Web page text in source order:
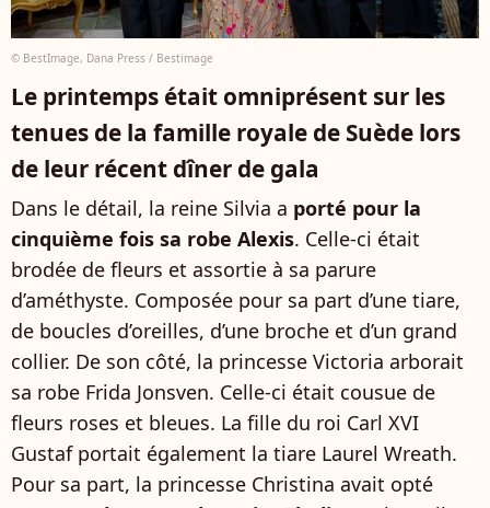
© BestImage, Dana Press / Bestimage
Le printemps était omniprésent sur les
tenues de la famille royale de Suède lors
de leur récent dîner de gala
Dans le détail, la reine Silvia a porté pour la
cinquième fois sa robe Alexis. Celle-ci était
brodée de fleurs et assortie à sa parure
d’améthyste. Composée pour sa part d’une tiare,
de boucles d’oreilles, d’une broche et d’un grand
collier. De son côté, la princesse Victoria arborait
sa robe Frida Jonsven. Celle-ci était cousue de
fleurs roses et bleues. La fille du roi Carl XVI
Gustaf portait également la tiare Laurel Wreath.
Pour sa part, la princesse Christina avait opté